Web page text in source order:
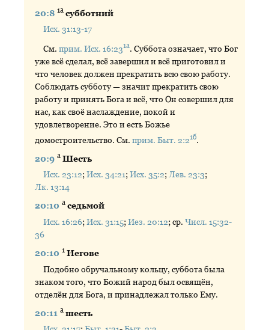
20:81а субботний
Исх. 31:13-17
См.прим. Исх. 16:231а. Суббота означает, что Бог
уже всё сделал, всё завершил и всё приготовил и
что человек должен прекратить всю свою работу.
Соблюдать субботу — значит прекратить свою
работу и принять Бога и всё, что Он совершил для
нас, как своё наслаждение, покой и
удовлетворение. Это и есть Божье
домостроительство. См.прим. Быт. 2:21б.
20:9а Шесть
Исх. 23:12;Исх. 34:21;Исх. 35:2;Лев. 23:3;
Лк. 13:14
20:10а седьмой
Исх. 16:26;Исх. 31:15;Иез. 20:12; ср.Числ. 15:32-
36
20:101 Иегове
Подобно обручальному кольцу, суббота была
знаком того, что Божий народ был освящён,
отделён для Бога, и принадлежал только Ему.
20:11а шесть